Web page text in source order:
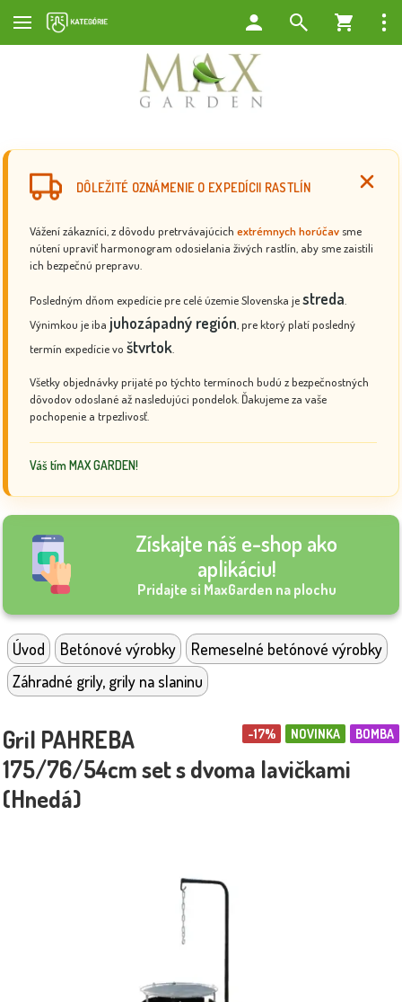
DÔLEŽITÉ OZNÁMENIE O EXPEDÍCII RASTLÍN
Vážení zákazníci, z dôvodu pretrvávajúcich extrémnych horúčav sme
nútení upraviť harmonogram odosielania živých rastlín, aby sme zaistili
ich bezpečnú prepravu.
Posledným dňom expedície pre celé územie Slovenska jestreda
Výnimkou je iba juhozápadný región , pre ktorý platí posledný
termín expedície vo štvrtok
Všetky objednávky prijaté po týchto termínoch budú z bezpečnostných
dôvodov odoslané až nasledujúci pondelok. Ďakujeme za vaše
pochopenie a trpezlivosť.
Váš tím MAX GARDEN!
Získajte náš e-shop ako
aplikáciu!
Pridajte si MaxGarden na plochu
Úvod Betónové výrobky
Remeselné betónové výrobky
Záhradné grily, grily na slaninu
BOMBA
NOVINKA
-17%
Gril PAHREBA
175/76/54cm set s dvoma lavičkami
(Hnedá)